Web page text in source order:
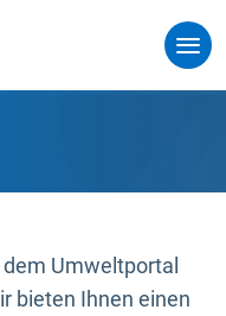
Umweltportal
bieten Ihnen einen